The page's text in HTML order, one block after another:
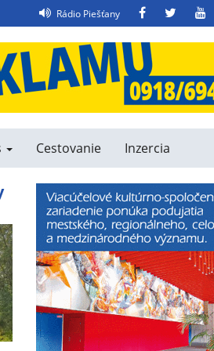
Rádio Piešťany FacebookTwitter
Cestovanie Inzercia